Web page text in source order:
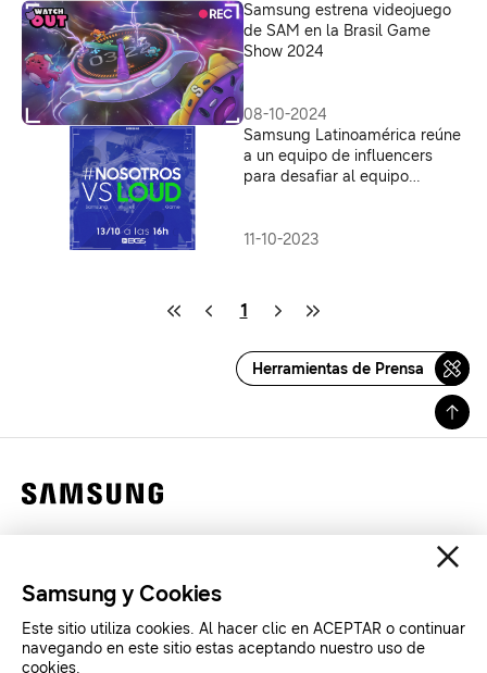
Samsung estrena videojuego
de SAM en la Brasil Game
Show 2024
08-10-2024
Samsung Latinoamérica reúne
a un equipo de influencers
para desafiar al equipo
11-10-2023
1
Herramientas de Prensa
Legales
SAMSUNG.COM
Samsung y Cookies
Este sitio utiliza cookies. Al hacer clic en ACEPTAR o continuar
navegando en este sitio estas aceptando nuestro uso de
cookies.